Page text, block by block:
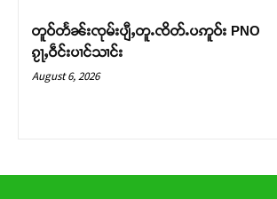
တူဝ်တႅၼ်းၸုမ်းပျီႇတူႉၸိတ်ႉပဢူဝ်း PNO
ၵႂႃႇဝဵင်းပၢင်သၢင်း
August 6, 2026